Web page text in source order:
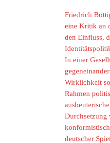
Friedrich
eine Kritik an
den Einfluss,
In einer
Wirklichkeit
Rahmen
Durchsetzung
deutscher